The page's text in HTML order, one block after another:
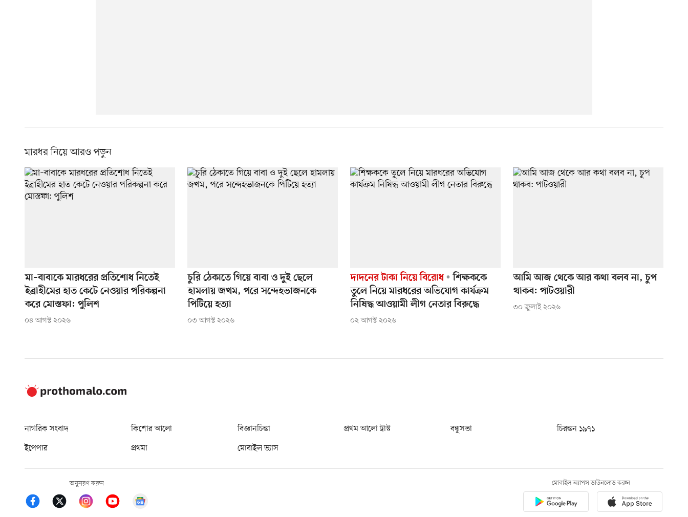
মারধর নিয়ে আরও পড়ুন
মা–বাবাকে মারধরের প্রতিশোধ নিতেই
ইব্রাহীমের হাত কেটে নেওয়ার পরিকল্পনা
করে মোস্তফা: পুলিশ
০৪ আগস্ট ২০২৬
চুরি ঠেকাতে গিয়ে বাবা ও দুই ছেলে
হামলায় জখম, পরে সন্দেহভাজনকে
পিটিয়ে হত্যা
০৩ আগস্ট ২০২৬
দাদনের টাকা নিয়ে বিরোধ
শিক্ষককে
তুলে নিয়ে মারধরের অভিযোগ কার্যক্রম
নিষিদ্ধ আওয়ামী লীগ নেতার বিরুদ্ধে
০২ আগস্ট ২০২৬
আমি আজ থেকে আর কথা বলব না, চুপ
থাকব: পাটওয়ারী
৩০ জুলাই ২০২৬
নাগরিক সংবাদ কিশোর আলো বিজ্ঞানচিন্তা প্রথম আলো ট্রাস্ট বন্ধুসভা
চিরন্তন ১৯৭১
ইপেপার
প্রথমা মোবাইল ভ্যাস
অনুসরণ করুন মোবাইল অ্যাপস ডাউনলোড করুন